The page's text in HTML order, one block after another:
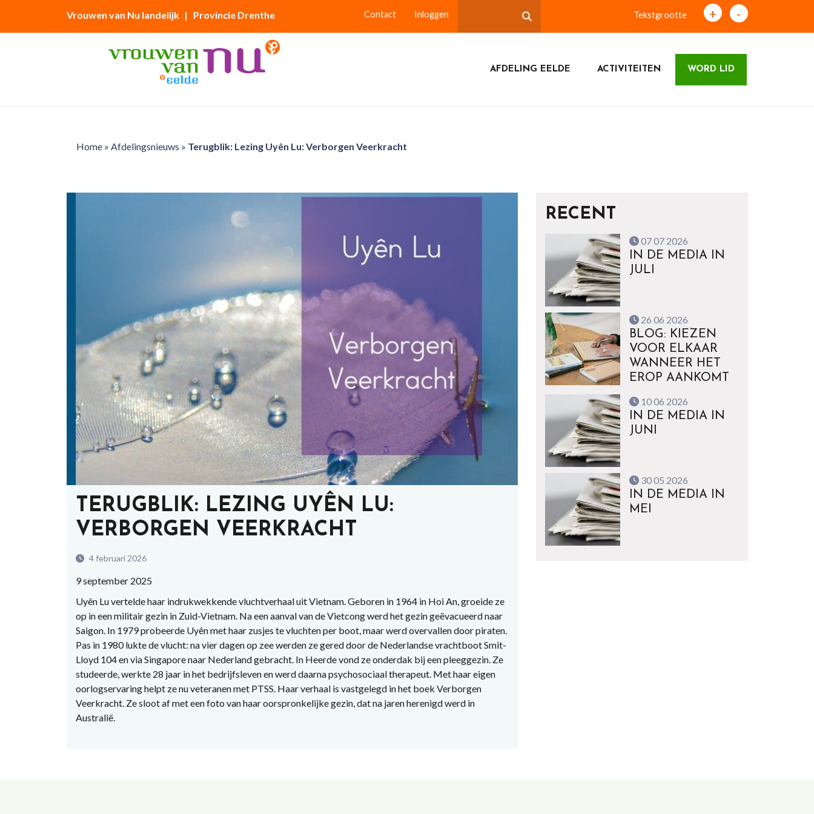
Vrouwen van Nu landelijk | Provincie Drenthe Contact Inloggen Tekstgrootte + -
AFDELING EELDE ACTIVITEITEN WORD LID
Home» Afdelingsnieuws » Terugblik: Lezing Uyên Lu: Verborgen Veerkracht
TERUGBLIK: LEZING UYÊN LU:
VERBORGEN VEERKRACHT
4 februari 2026
9 september 2025
Uyên Lu vertelde haar indrukwekkende vluchtverhaal uit Vietnam. Geboren in 1964 in Hoi An, groeide ze
op in een militair gezin in Zuid-Vietnam. Na een aanval van de Vietcong werd het gezin geëvacueerd naar
Saigon. In 1979 probeerde Uyên met haar zusjes te vluchten per boot, maar werd overvallen door piraten.
Pas in 1980 lukte de vlucht: na vier dagen op zee werden ze gered door de Nederlandse vrachtboot Smit-
Lloyd 104 en via Singapore naar Nederland gebracht. In Heerde vond ze onderdak bij een pleeggezin. Ze
studeerde, werkte 28 jaar in het bedrijfsleven en werd daarna psychosociaal therapeut. Met haar eigen
oorlogservaring helpt ze nu veteranen met PTSS. Haar verhaal is vastgelegd in het boek Verborgen
Veerkracht. Ze sloot af met een foto van haar oorspronkelijke gezin, dat na jaren herenigd werd in
Australië.
RECENT
07 07 2026
IN DE MEDIA IN
JULI
26 06 2026
BLOG: KIEZEN
VOOR ELKAAR
WANNEER HET
EROP AANKOMT
10 06 2026
IN DE MEDIA IN
JUNI
30 05 2026
IN DE MEDIA IN
MEI